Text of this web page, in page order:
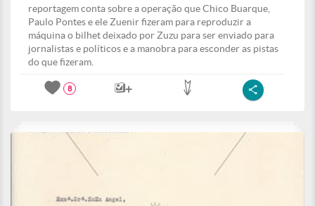
reportagem conta sobre a operação que Chico Buarque,
Paulo Pontes e ele Zuenir fizeram para reproduzir a
máquina o bilhet deixado por Zuzu para ser enviado para
jornalistas e políticos e a manobra para esconder as pistas
do que fizeram.
8